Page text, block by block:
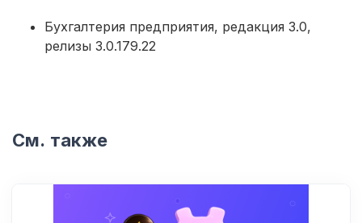
Бухгалтерия предприятия, редакция 3.0,
релизы 3.0.179.22
См. также